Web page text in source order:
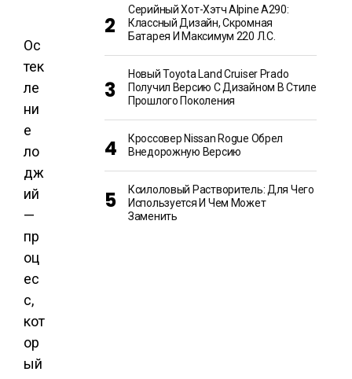
Ос
тек
ле
ни
е
ло
дж
ий
—
пр
оц
ес
с,
кот
ор
ый
Серийный Хот-Хэтч Alpine A290:
Классный Дизайн, Скромная
Батарея И Максимум 220 Л.с.
Новый Toyota Land Cruiser Prado
Получил Версию С Дизайном В Стиле
Прошлого Поколения
Кроссовер Nissan Rogue Обрел
Внедорожную Версию
Ксилоловый Растворитель: Для Чего
Используется И Чем Может
Заменить